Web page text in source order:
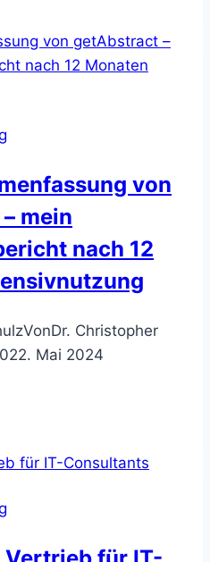
von
mein
nach 12
VonDr. Christopher
22. Mai 2024